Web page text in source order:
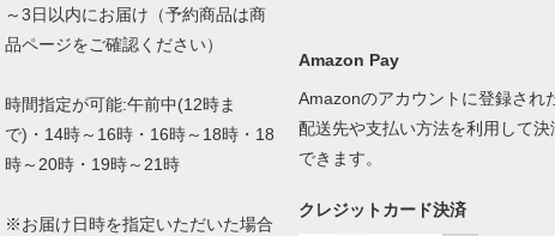
～3日以内にお届け（予約商品は商
品ページをご確認ください）
時間指定が可能:午前中(12時ま
で)・14時～16時・16時～18時・18
時～20時・19時～21時
※お届け日時を指定いただいた場合
Amazon Pay
Amazonのアカウントに登録され
配送先や支払い方法を利用して決
できます。
クレジットカード決済